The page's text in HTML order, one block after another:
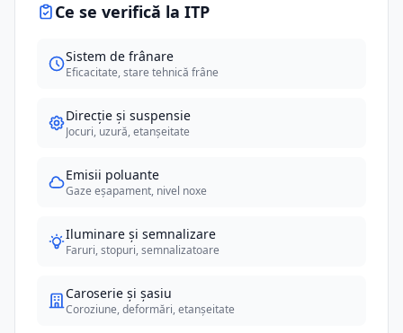
Ce se verifică la ITP
Sistem de frânare
Eficacitate, stare tehnică frâne
Direcție și suspensie
Jocuri, uzură, etanșeitate
Emisii poluante
Gaze eșapament, nivel noxe
Iluminare și semnalizare
Faruri, stopuri, semnalizatoare
Caroserie și șasiu
Coroziune, deformări, etanșeitate